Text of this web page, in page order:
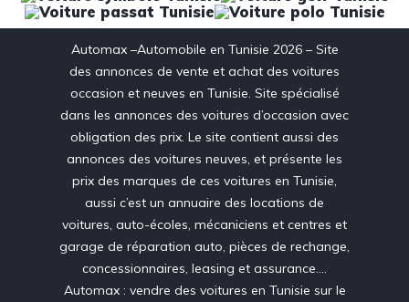
Automax –Automobile en Tunisie 2026 – Site
des annonces de vente et achat des voitures
occasion et neuves en Tunisie. Site spécialisé
dans les annonces des voitures d’occasion avec
obligation des prix. Le site contient aussi des
annonces des voitures neuves, et présente les
prix des marques de ces voitures en Tunisie,
aussi c’est un annuaire des locations de
voitures, auto-écoles, mécaniciens et centres et
garage de réparation auto, pièces de rechange,
concessionnaires, leasing et assurance….
Automax : vendre des voitures en Tunisie sur le